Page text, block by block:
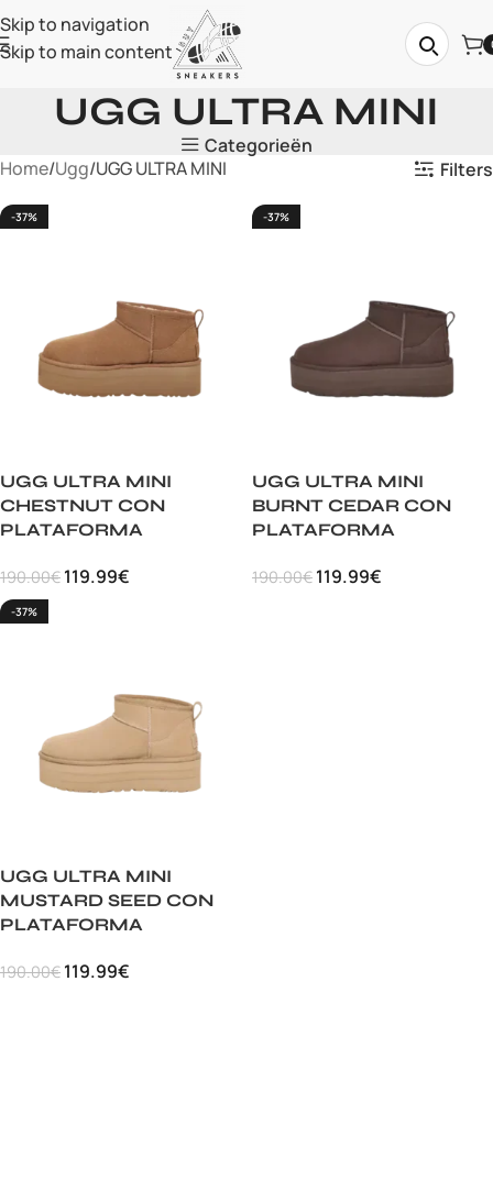
Skip to navigation
Skip to main content
UGG ULTRA MINI
Categorieën
Home Ugg UGG ULTRA MINI Filters
-37%
UGG ULTRA MINI
CHESTNUT CON
PLATAFORMA
190.00€ 119.99€
-37%
UGG ULTRA MINI
BURNT CEDAR CON
PLATAFORMA
190.00€ 119.99€
-37%
UGG ULTRA MINI
MUSTARD SEED CON
PLATAFORMA
190.00€ 119.99€